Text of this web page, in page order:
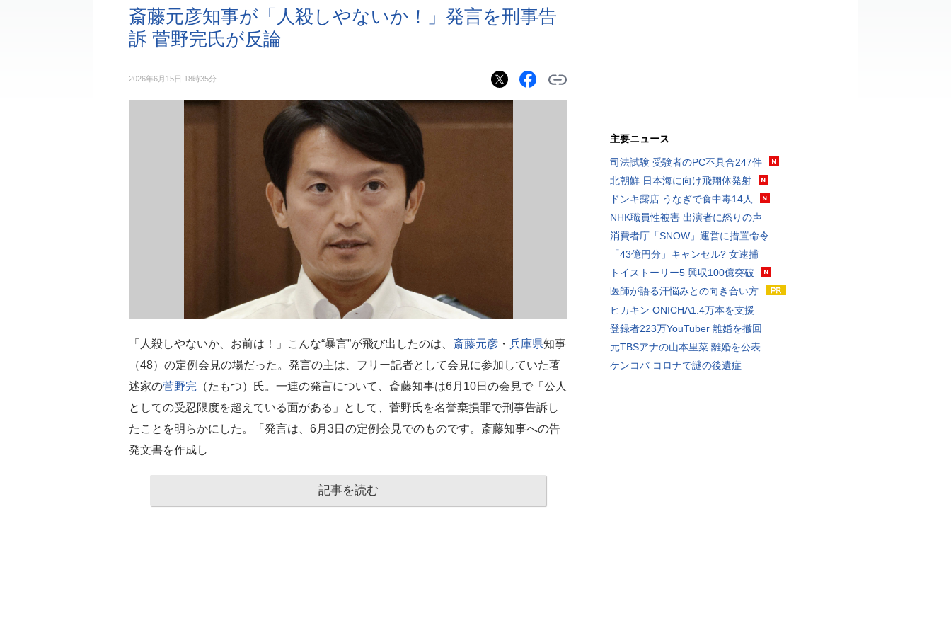
斎藤元彦知事が「人殺しやないか！」発言を刑事告
訴 菅野完氏が反論
2026年6月15日 18時35分
「人殺しやないか、お前は！」こんな“暴言”が飛び出したのは、 斎藤元彦 ・ 兵庫県知事
（48）の定例会見の場だった。発言の主は、フリー記者として会見に参加していた著
述家の菅野完 （たもつ）氏。一連の発言について、斎藤知事は6月10日の会見で「公人
としての受忍限度を超えている面がある」として、菅野氏を名誉棄損罪で刑事告訴し
たことを明らかにした。「発言は、6月3日の定例会見でのものです。斎藤知事への告
発文書を作成し
記事を読む
主要ニュース
司法試験 受験者のPC不具合247件
北朝鮮 日本海に向け飛翔体発射
ドンキ露店 うなぎで食中毒14人
NHK職員性被害 出演者に怒りの声
消費者庁「SNOW」運営に措置命令
「43億円分」キャンセル? 女逮捕
トイストーリー5 興収100億突破
医師が語る汗悩みとの向き合い方
ヒカキン ONICHA1.4万本を支援
登録者223万YouTuber 離婚を撤回
元TBSアナの山本里菜 離婚を公表
ケンコバ コロナで謎の後遺症